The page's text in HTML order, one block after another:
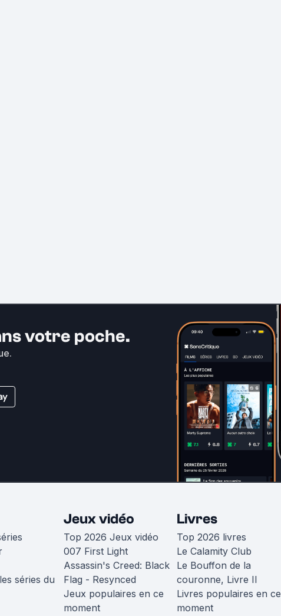
votre poche.
séries du
Jeux vidéo
Top 2026 Jeux vidéo
007 First Light
Assassin's Creed: Black
Flag - Resynced
Jeux populaires en ce
moment
Livres
Top 2026 livres
Le Calamity Club
Le Bouffon de la
couronne, Livre II
Livres populaires en ce
moment